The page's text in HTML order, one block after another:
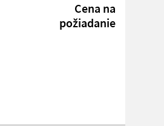
Cena na
požiadanie